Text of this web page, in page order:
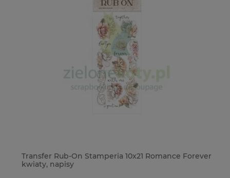
Transfer Rub-On Stamperia 10x21 Romance Forever
kwiaty, napisy